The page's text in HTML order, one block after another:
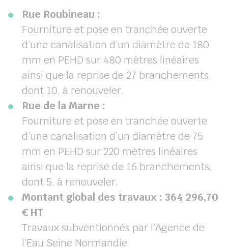
Rue Roubineau :
Fourniture et pose en tranchée ouverte
d’une canalisation d’un diamètre de 180
mm en PEHD sur 480 mètres linéaires
ainsi que la reprise de 27 branchements,
dont 10, à renouveler.
Rue de la Marne :
Fourniture et pose en tranchée ouverte
d’une canalisation d’un diamètre de 75
mm en PEHD sur 220 mètres linéaires
ainsi que la reprise de 16 branchements,
dont 5, à renouveler.
Montant global des travaux : 364 296,70
€ HT
Travaux subventionnés par l’Agence de
l’Eau Seine Normandie